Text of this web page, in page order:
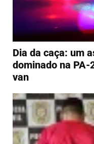
Dia da caça: um
dominado na
van